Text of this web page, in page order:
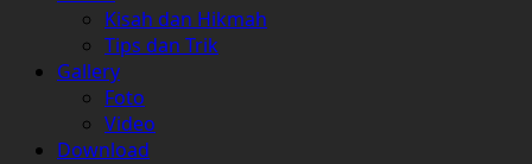
Kisah dan Hikmah
Tips dan Trik
Gallery
Foto
Video
Download